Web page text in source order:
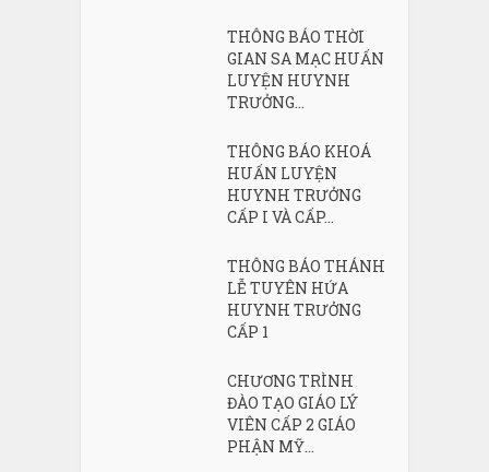
THÔNG BÁO THỜI
GIAN SA MẠC HUẤN
LUYỆN HUYNH
TRƯỞNG...
THÔNG BÁO KHOÁ
HUẤN LUYỆN
HUYNH TRƯỞNG
CẤP I VÀ CẤP...
THÔNG BÁO THÁNH
LỄ TUYÊN HỨA
HUYNH TRƯỞNG
CẤP 1
CHƯƠNG TRÌNH
ĐÀO TẠO GIÁO LÝ
VIÊN CẤP 2 GIÁO
PHẬN MỸ...